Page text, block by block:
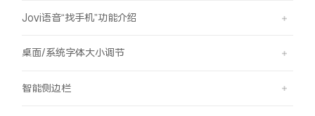
Jovi语音“找手机”功能介绍
桌面/系统字体大小调节
智能侧边栏